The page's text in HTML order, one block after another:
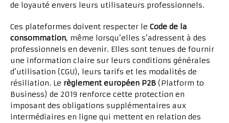
de loyauté envers leurs utilisateurs professionnels.
Ces plateformes doivent respecter le Code de la
consommation, même lorsqu’elles s’adressent à des
professionnels en devenir. Elles sont tenues de fournir
une information claire sur leurs conditions générales
d’utilisation (CGU), leurs tarifs et les modalités de
résiliation. Le règlement européen P2B (Platform to
Business) de 2019 renforce cette protection en
imposant des obligations supplémentaires aux
intermédiaires en ligne qui mettent en relation des